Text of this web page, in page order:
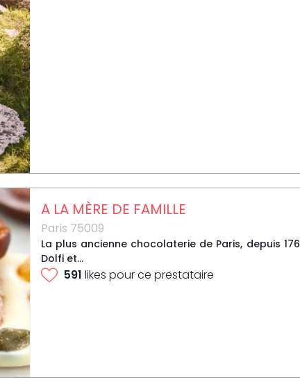
A LA MÈRE DE FAMILLE
Paris 75009
La plus ancienne chocolaterie de Paris, depuis
Dolfi et...
591 likes pour ce prestataire